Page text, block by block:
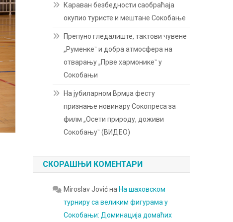
Караван безбедности саобраћаја
окупио туристе и мештане Сокобање
Препуно гледалиште, тактови чувене
„Руменкеˮ и добра атмосфера на
отварању „Прве хармоникеˮ у
Сокобањи
На јубиларном Врмџа фесту
признање новинару Сокопреса за
филм „Осети природу, доживи
Сокобањуˮ (ВИДЕО)
СКОРАШЊИ КОМЕНТАРИ
Miroslav Jovićна На шаховском
турниру са великим фигурама у
Сокобањи: Доминација домаћих